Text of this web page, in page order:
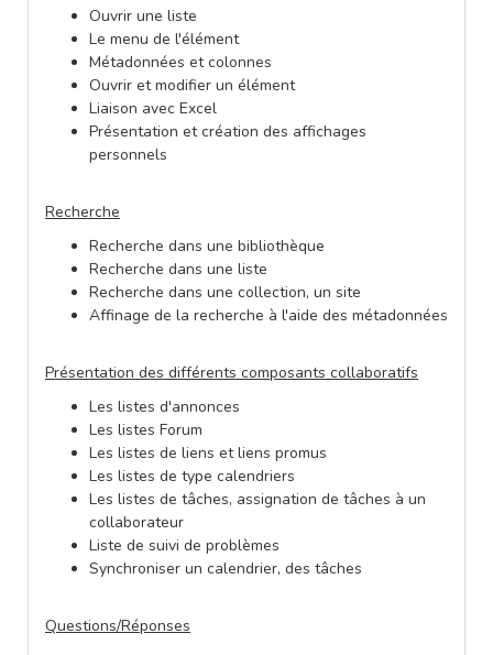
Ouvrir une liste
Le menu de l'élément
Métadonnées et colonnes
Ouvrir et modifier un élément
Liaison avec Excel
Présentation et création des affichages
personnels
Recherche
Recherche dans une bibliothèque
Recherche dans une liste
Recherche dans une collection, un site
Affinage de la recherche à l'aide des métadonnées
Présentation des différents composants collaboratifs
Les listes d'annonces
Les listes Forum
Les listes de liens et liens promus
Les listes de type calendriers
Les listes de tâches, assignation de tâches à un
collaborateur
Liste de suivi de problèmes
Synchroniser un calendrier, des tâches
Questions/Réponses